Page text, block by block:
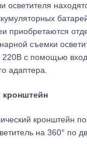
осветителя
приобретаются
съемки
220В с помощью
адаптера.
кронштейн
кронштейн
на 360° по